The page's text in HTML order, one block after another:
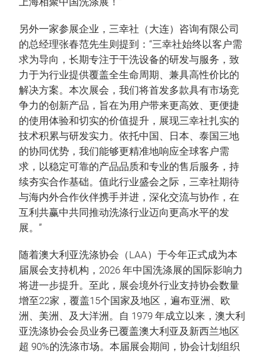
另外一家参展企业，三幸社（大连）咨询有限公司
的总经理张春范先生则提到：“三幸社始终以客户需
求为导向，长期专注于干洗设备的研发与服务，致
力于为行业提供覆盖全生命周期、兼具高性价比的
解决方案。本次展会，我们将首发多款具有市场竞
争力的创新产品，旨在为用户带来更高效、更便捷
的使用体验和切实的价值提升，展现三幸社扎实的
技术积累与研发实力。依托中国、日本、泰国三地
的协同优势，我们能够更精准地响应全球客户需
求，以稳定可靠的产品品质和专业的售后服务，持
续夯实合作基础。值此行业盛会之际，三幸社期待
与海内外合作伙伴携手并进，深化交流与协作，在
互利共赢中共同推动洗涤行业迈向更高水平的发
展。”
随着澳大利亚洗涤协会（LAA）于今年正式成为本
届展会支持机构，2026 年中国洗涤展的国际影响力
将进一步提升。至此，展会境外行业支持协会数量
增至22家，覆盖15个国家及地区，遍布亚洲、欧
洲、美洲、及大洋洲。自 1979 年成立以来，澳大利
亚洗涤协会会员业务已覆盖澳大利亚及新西兰地区
超 90%的洗涤市场。本届展会期间，协会计划组织